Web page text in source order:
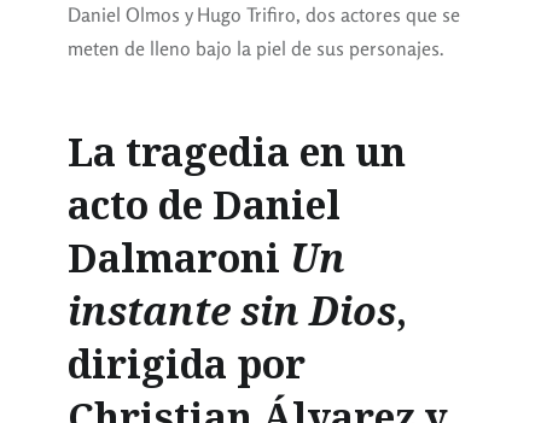
Daniel Olmos y Hugo Trifiro, dos actores que se
meten de lleno bajo la piel de sus personajes.
La tragedia en un
acto de Daniel
Dalmaroni Un
instante sin Dios,
dirigida por